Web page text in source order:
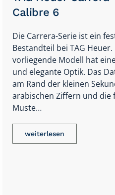
Omega Constellation
Der Name steht für eine
Kollektion, die es schon
Omega gibt. Die elegante
eine diskrete Schönheit und
zu vielen Anlässen. Hier
Daten…